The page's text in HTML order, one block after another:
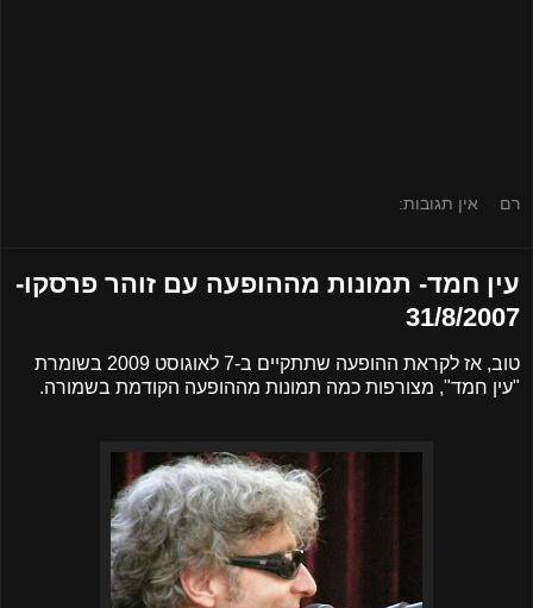
רם אין תגובות:
עין חמד- תמונות מההופעה עם זוהר פרסקו-
31/8/2007
טוב, אז לקראת ההופעה שתתקיים ב-7 לאוגוסט 2009 בשומרת
"עין חמד", מצורפות כמה תמונות מההופעה הקודמת בשמורה.